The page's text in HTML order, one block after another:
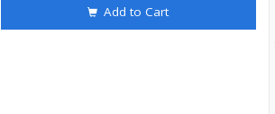
Add to Cart